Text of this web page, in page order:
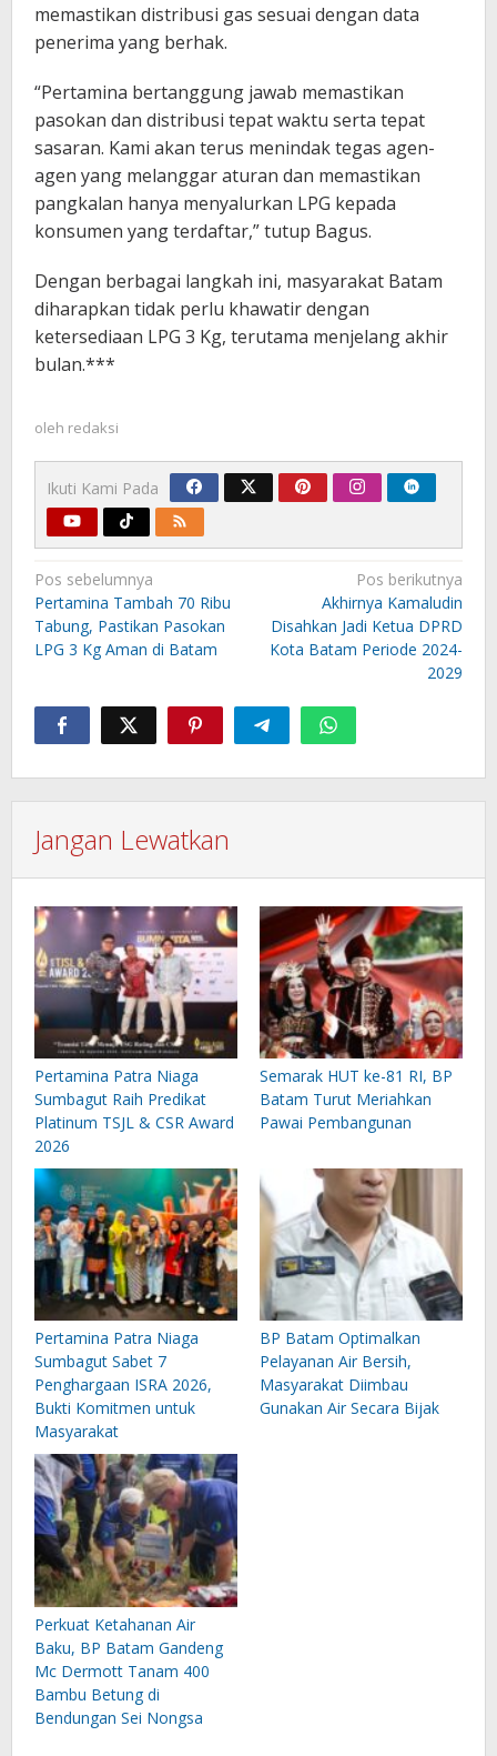
memastikan distribusi gas sesuai dengan data
penerima yang berhak.
“Pertamina bertanggung jawab memastikan
pasokan dan distribusi tepat waktu serta tepat
sasaran. Kami akan terus menindak tegas agen-
agen yang melanggar aturan dan memastikan
pangkalan hanya menyalurkan LPG kepada
konsumen yang terdaftar,” tutup Bagus.
Dengan berbagai langkah ini, masyarakat Batam
diharapkan tidak perlu khawatir dengan
ketersediaan LPG 3 Kg, terutama menjelang akhir
bulan.***
oleh redaksi
Ikuti Kami Pada
Navigasi
pos
Pos sebelumnya
Pertamina Tambah 70 Ribu
Tabung, Pastikan Pasokan
LPG 3 Kg Aman di Batam
Pos berikutnya
Akhirnya Kamaludin
Disahkan Jadi Ketua DPRD
Kota Batam Periode 2024-
2029
Jangan Lewatkan
Pertamina Patra Niaga
Sumbagut Raih Predikat
Platinum TSJL & CSR Award
2026
Semarak HUT ke-81 RI, BP
Batam Turut Meriahkan
Pawai Pembangunan
Pertamina Patra Niaga
Sumbagut Sabet 7
Penghargaan ISRA 2026,
Bukti Komitmen untuk
Masyarakat
BP Batam Optimalkan
Pelayanan Air Bersih,
Masyarakat Diimbau
Gunakan Air Secara Bijak
Perkuat Ketahanan Air
Baku, BP Batam Gandeng
Mc Dermott Tanam 400
Bambu Betung di
Bendungan Sei Nongsa